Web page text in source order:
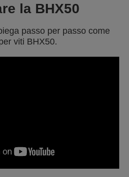
la BHX50
passo per passo come
viti BHX50.